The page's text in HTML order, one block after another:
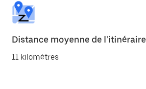
Distance moyenne de l'itinéraire
11 kilomètres